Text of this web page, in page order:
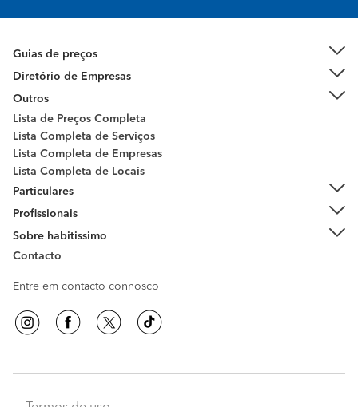
Guias de preços
Diretório de Empresas
Outros
Lista de Preços Completa
Lista Completa de Serviços
Lista Completa de Empresas
Lista Completa de Locais
Particulares
Profissionais
Sobre habitissimo
Contacto
Entre em contacto connosco